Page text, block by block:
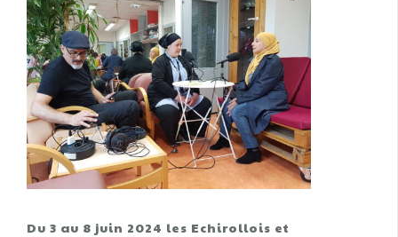
Du 3 au 8 juin 2024 les Echirollois et